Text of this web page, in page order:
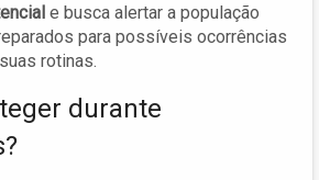
e busca alertar a população
para possíveis ocorrências
rotinas.
durante